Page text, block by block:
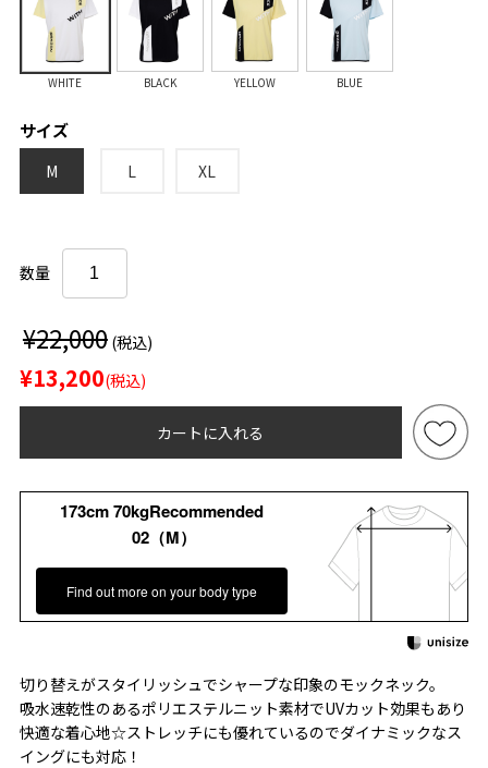
WHITE BLACK YELLOW BLUE
サイズ
M L XL
数量
¥22,000 (税込)
¥13,200(税込)
カートに入れる
173cm 70kgRecommended
02（M）
Find out more on your body type
切り替えがスタイリッシュでシャープな印象のモックネック。
吸水速乾性のあるポリエステルニット素材でUVカット効果もあり
快適な着心地☆ストレッチにも優れているのでダイナミックなス
イングにも対応！